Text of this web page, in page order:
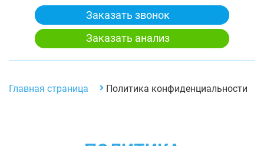
Заказать звонок
Заказать анализ
Главная страница Политика конфиденциальности